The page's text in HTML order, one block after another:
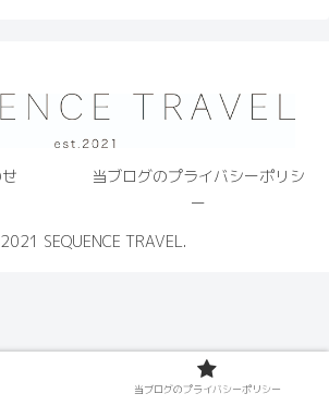
当ブログのプライバシーポリシ
ー
SEQUENCE TRAVEL.
当ブログのプライバシーポリシー